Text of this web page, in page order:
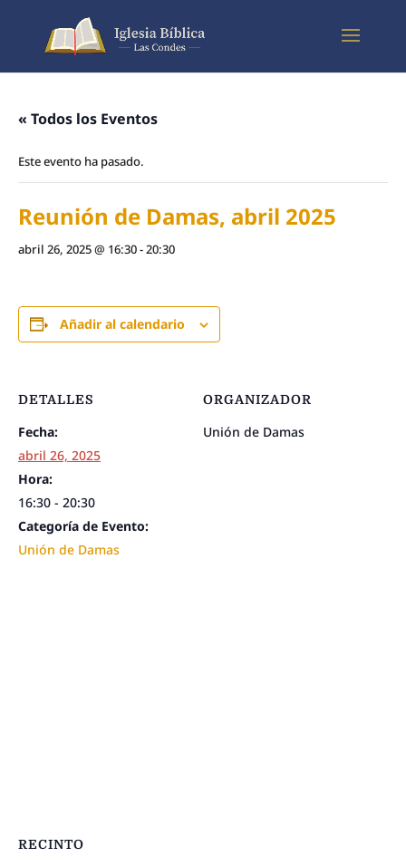
« Todos los Eventos
Este evento ha pasado.
Reunión de Damas, abril 2025
abril 26, 2025 @ 16:30-20:30
Añadir al calendario
DETALLES
Fecha:
abril 26, 2025
Hora:
16:30 - 20:30
Categoría de Evento:
Unión de Damas
ORGANIZADOR
Unión de Damas
RECINTO